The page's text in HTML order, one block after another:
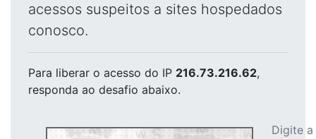
acessos suspeitos a sites hospedados
conosco.
Para liberar o acesso do IP 216.73.216.62,
responda ao desafio abaixo.
Digite